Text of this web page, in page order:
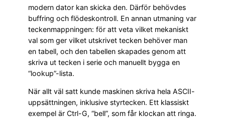
modern dator kan skicka den. Därför behövdes
buffring och flödeskontroll. En annan utmaning var
teckenmappningen: för att veta vilket mekaniskt
val som ger vilket utskrivet tecken behöver man
en tabell, och den tabellen skapades genom att
skriva ut tecken i serie och manuellt bygga en
“lookup”-lista.
När allt väl satt kunde maskinen skriva hela ASCII-
uppsättningen, inklusive styrtecken. Ett klassiskt
exempel är Ctrl-G, “bell”, som får klockan att ringa.